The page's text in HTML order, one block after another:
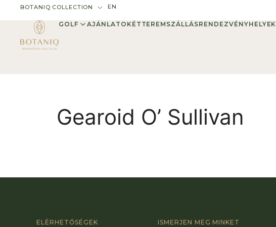
BOTANIQ COLLECTION EN
GOLF AJÁNLATOKÉTTEREM SZÁLLÁSRENDEZVÉNYHELYEK
Gearoid O’ Sullivan
ELÉRHETŐSÉGEK ISMERJEN MEG MINKET